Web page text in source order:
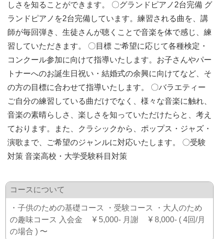
しさを知ることができます。 〇グランドピアノ2台完備 グ
ランドピアノを2台完備しています。練習される曲を、講
師が毎回弾き、生徒さんが聴くことで音楽を体で感じ、練
習していただきます。 〇目標 ご希望に応じて各種検定・
コンクール参加に向けて指導いたします。お子さんやパー
トナーへのお誕生日祝い・結婚式の余興に向けてなど、そ
の方の目標に合わせて指導いたします。 〇バラエティー
ご自分の練習している曲だけでなく、様々な音楽に触れ、
音楽の素晴らしさ、楽しさを知っていただけたらと、考え
ております。また、クラシックから、ポップス・ジャズ・
演歌まで、ご希望のジャンルに対応いたします。 〇受験
対策 音楽高校・大学受験科目対策
コースについて
・子供のための基礎コース ・受験コース ・大人のため
の趣味コース 入会金 ¥ 5,000- 月謝 ¥ 8,000- ( 4回/月
の場合 ) 〜